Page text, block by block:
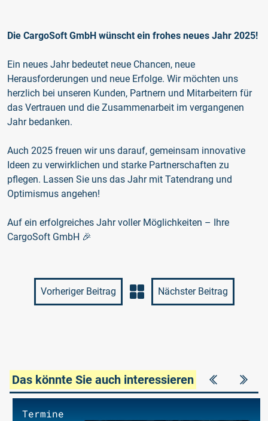
Die CargoSoft GmbH wünscht ein frohes neues Jahr 2025!
Ein neues Jahr bedeutet neue Chancen, neue
Herausforderungen und neue Erfolge. Wir möchten uns
herzlich bei unseren Kunden, Partnern und Mitarbeitern für
das Vertrauen und die Zusammenarbeit im vergangenen
Jahr bedanken.
Auch 2025 freuen wir uns darauf, gemeinsam innovative
Ideen zu verwirklichen und starke Partnerschaften zu
pflegen. Lassen Sie uns das Jahr mit Tatendrang und
Optimismus angehen!
Auf ein erfolgreiches Jahr voller Möglichkeiten – Ihre
CargoSoft GmbH 🎉
Vorheriger Beitrag Nächster Beitrag
Das könnte Sie auch interessieren
Termine